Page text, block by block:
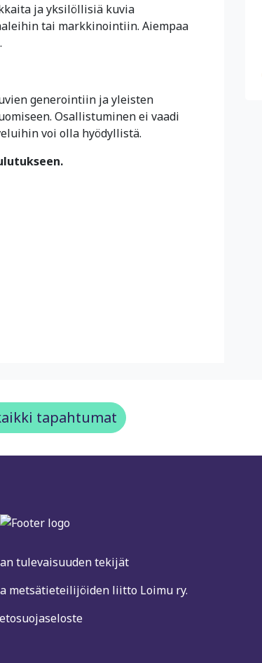
ja yksilöllisiä kuvia
tai markkinointiin. Aiempaa
generointiin ja yleisten
Osallistuminen ei vaadi
voi olla hyödyllistä.
tapahtumat
tulevaisuuden tekijät
metsätieteilijöiden liitto Loimu ry.